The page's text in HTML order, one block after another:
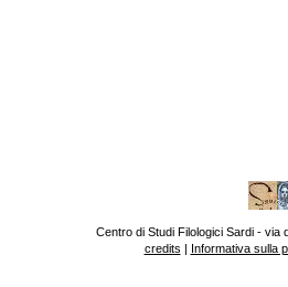
Centro di Studi Filologici Sardi - via
credits | Informativa sulla